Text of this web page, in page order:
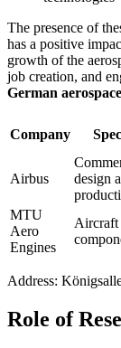
The presence of
has a positive
growth of the
job creation, and
German
Company
Airbus
design
MTU
Aero
Engines
Aircraft
Address:
Role of